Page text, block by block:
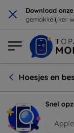
× Download
gemakkelijker
Hoesjes en
Snel